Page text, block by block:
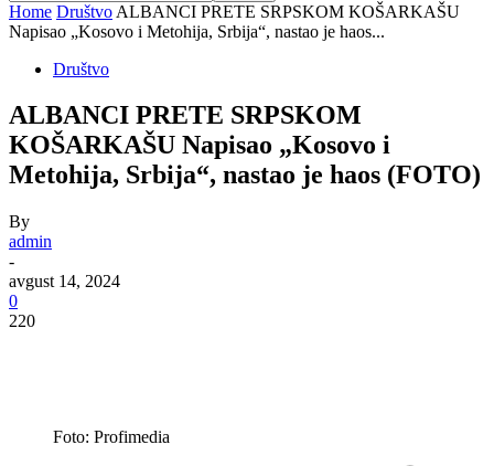
Home Društvo ALBANCI PRETE SRPSKOM KOŠARKAŠU
Napisao „Kosovo i Metohija, Srbija“, nastao je haos...
Društvo
ALBANCI PRETE SRPSKOM
KOŠARKAŠU Napisao „Kosovo i
Metohija, Srbija“, nastao je haos (FOTO)
By
admin
-
avgust 14, 2024
0
220
Foto: Profimedia